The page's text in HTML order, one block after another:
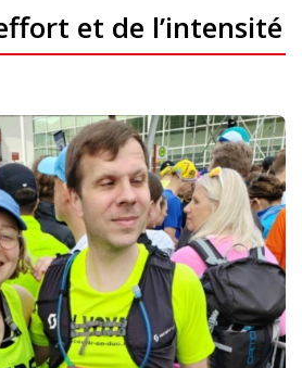
et de l’intensité